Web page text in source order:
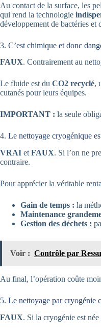
Au contact de la surface, les
qui rend la technologie
développement de bactéries et
3. C’est chimique et donc
FAUX. Contrairement au
Le fluide est du CO2 recyclé,
cutanés pour leurs équipes.
IMPORTANT : la seule
4. Le nettoyage cryogénique
VRAI et FAUX. Si l’on ne
contraire.
Pour apprécier la véritable
Gain de temps : la
Maintenance
Gestion des déchets :
Voir : Contrôle par
Au final, l’opération coûte
5. Le nettoyage par cryogénie
FAUX. Si la cryogénie est